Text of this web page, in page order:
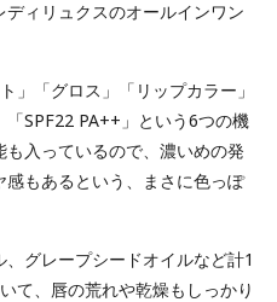
ィリュクスのオールインワン
」「グロス」「リップカラー」
「SPF22 PA++」という6つの機
入っているので、濃いめの発
もあるという、まさに色っぽ
グレープシードオイルなど計1
て、唇の荒れや乾燥もしっかり